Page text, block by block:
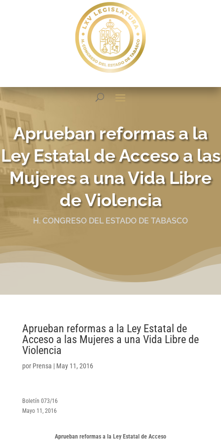
Aprueban reformas a la
Ley Estatal de Acceso a las
Mujeres a una Vida Libre
de Violencia
H. CONGRESO DEL ESTADO DE TABASCO
Aprueban reformas a la Ley Estatal de
Acceso a las Mujeres a una Vida Libre de
Violencia
por Prensa | May 11, 2016
Boletín 073/16
Mayo 11, 2016
Aprueban reformas a la Ley Estatal de Acceso